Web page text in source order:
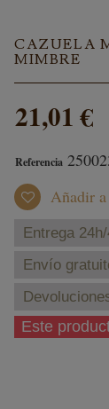
CAZUELA
MIMBRE
21,01 €
Referencia
Añadir a
Entrega
Envío
Este